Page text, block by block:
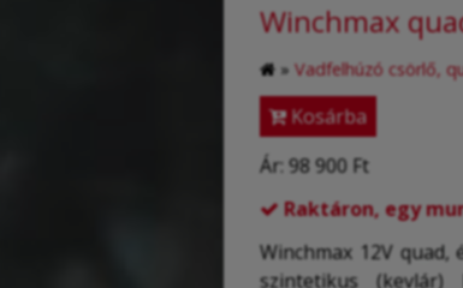
Winchmax
» Vadfelhúzó csörlő,
Kosárba
Ár: 98 900 Ft
 Raktáron, egy
Winchmax 12V
szintetikus